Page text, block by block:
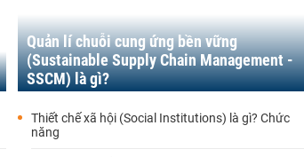
Quản lí chuỗi cung ứng bền vững
(Sustainable Supply Chain Management -
SSCM) là gì?
Thiết chế xã hội (Social Institutions) là gì? Chức
năng